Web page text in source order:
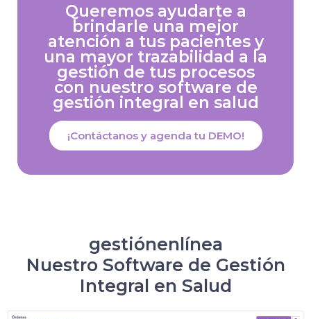
Queremos ayudarte a
brindarle una mejor
atención a tus pacientes y
una mayor trazabilidad a la
gestión de tus procesos
con nuestro software de
gestión integral en salud
¡Contáctanos y agenda tu DEMO!
gestiónenlínea
Nuestro Software de Gestión
Integral en Salud